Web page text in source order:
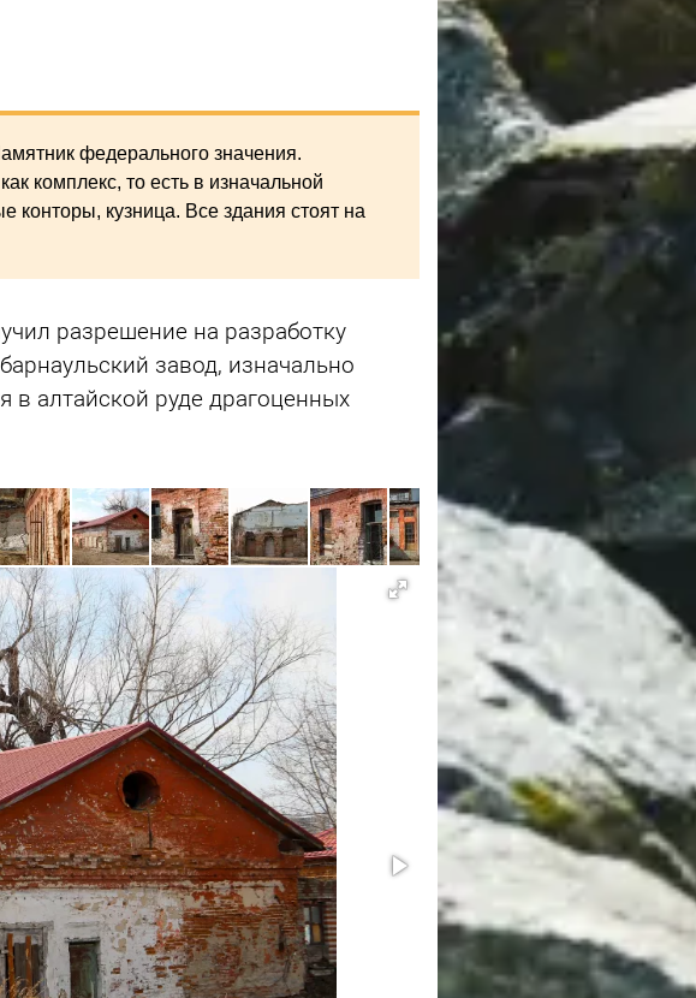
федерального значения.
комплекс, то есть в изначальной
кузница. Все здания стоят на
разрешение на разработку
завод, изначально
в алтайской руде драгоценных